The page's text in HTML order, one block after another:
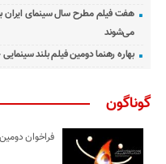
هفت فیلم مطرح سال سینمای ایران
می‌شوند
بهاره رهنما دومین فیلم بلند
گوناگون
فراخوان